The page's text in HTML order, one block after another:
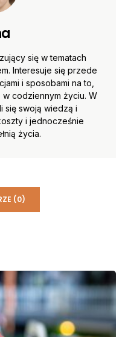
się w tematach
Interesuje się przede
i sposobami na to,
codziennym życiu. W
się swoją wiedzą i
i jednocześnie
życia.
(0)